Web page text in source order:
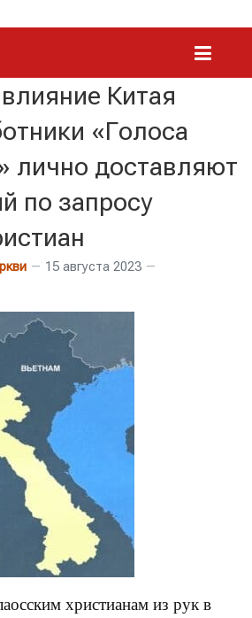
Китая
«Голоса
лично доставляют
по запросу
15 августа 2023
христианам из рук в